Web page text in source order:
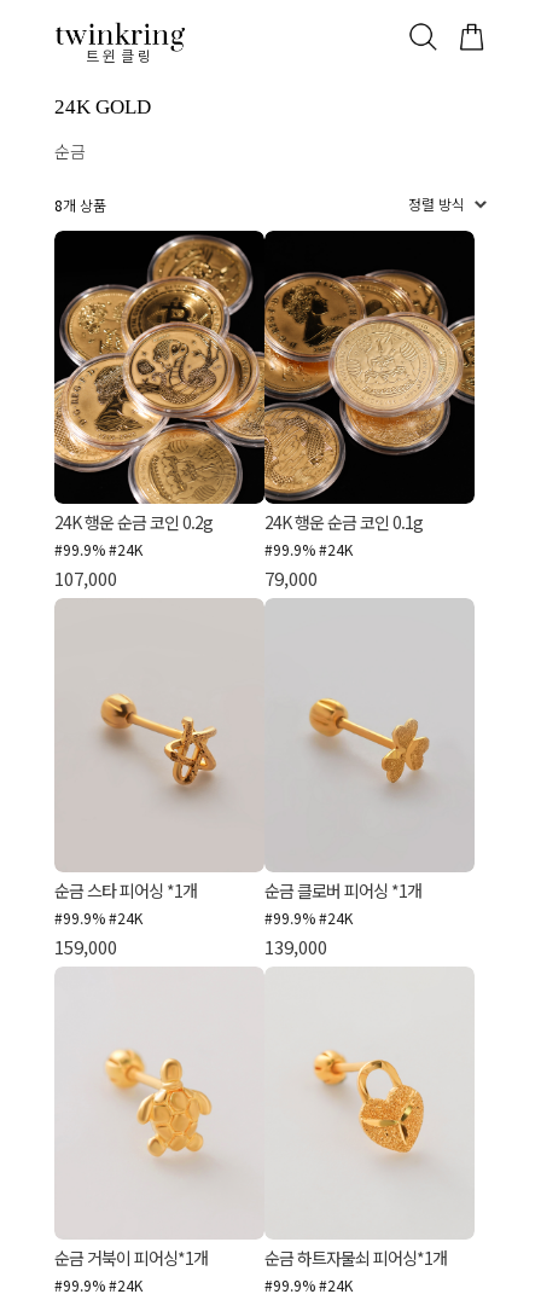
트윈클링
ALL 베스트 안쪽막음 웨딩/다이아 가드링/반지
24K GOLD
순금
8개 상품
24K 행운 순금 코인 0.2g
#99.9% #24K
107,000
24K 행운 순금 코인 0.1g
#99.9% #24K
79,000
순금 스타 피어싱 *1개
#99.9% #24K
159,000
순금 클로버 피어싱 *1개
#99.9% #24K
139,000
순금 거북이 피어싱*1개
#99.9% #24K
순금 하트자물쇠 피어싱*1개
#99.9% #24K